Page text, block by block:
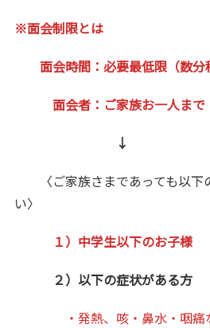
※面会制限とは
面会時間：必要最低限（数分
面会者：ご家族お一人まで
↓
〈ご家族さまであっても以下
い〉
１）中学生以下のお子様
２）以下の症状がある方
・発熱、咳・鼻水・咽痛